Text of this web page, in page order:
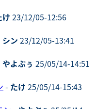
け 23/12/05-12:56
シン 23/12/05-13:41
やよぶぅ 25/05/14-14:51
- たけ 25/05/14-15:43